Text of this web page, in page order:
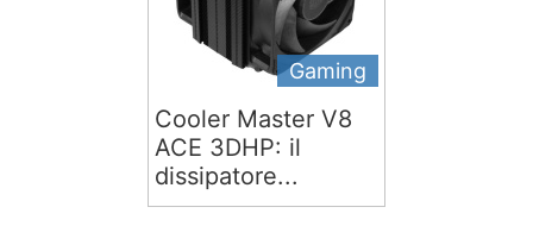
Gaming
Cooler Master V8
ACE 3DHP: il
dissipatore...